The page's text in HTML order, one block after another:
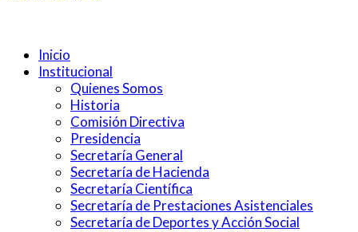
Inicio
Institucional
Quienes Somos
Historia
Comisión Directiva
Presidencia
Secretaría General
Secretaría de Hacienda
Secretaría Científica
Secretaría de Prestaciones Asistenciales
Secretaría de Deportes y Acción Social